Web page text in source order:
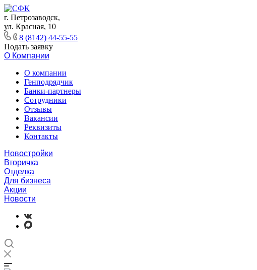
г. Петрозаводск,
ул. Красная, 10
8 (8142) 44-55-55
Подать заявку
О Компании
О компании
Генподрядчик
Банки-партнеры
Сотрудники
Отзывы
Вакансии
Реквизиты
Контакты
Новостройки
Вторичка
Отделка
Для бизнеса
Акции
Новости